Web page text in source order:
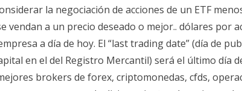
la negociación de acciones de un ETF
vendan a un precio deseado o mejor.. dólares por
a día de hoy. El “last trading date” (día de
en el del Registro Mercantil) será el último día
brokers de forex, criptomonedas, cfds,